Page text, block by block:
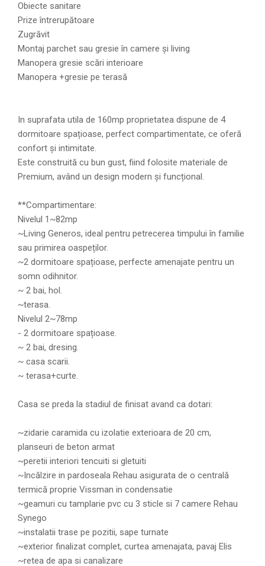
Obiecte sanitare
Prize întrerupătoare
Zugrăvit
Montaj parchet sau gresie în camere și living
Manopera gresie scări interioare
Manopera +gresie pe terasă
In suprafata utila de 160mp proprietatea dispune de 4
dormitoare spațioase, perfect compartimentate, ce oferă
confort și intimitate.
Este construită cu bun gust, fiind folosite materiale de
Premium, având un design modern și funcțional.
**Compartimentare:
Nivelul 1~82mp
~Living Generos, ideal pentru petrecerea timpului în familie
sau primirea oaspeților.
~2 dormitoare spațioase, perfecte amenajate pentru un
somn odihnitor.
~ 2 bai, hol.
~terasa.
Nivelul 2~78mp
- 2 dormitoare spațioase.
~ 2 bai, dresing.
~ casa scarii.
~ terasa+curte.
Casa se preda la stadiul de finisat avand ca dotari:
~zidarie caramida cu izolatie exterioara de 20 cm,
planseuri de beton armat
~peretii interiori tencuiti si gletuiti
~Incălzire in pardoseala Rehau asigurata de o centrală
termică proprie Vissman in condensatie
~geamuri cu tamplarie pvc cu 3 sticle si 7 camere Rehau
Synego
~instalatii trase pe pozitii, sape turnate
~exterior finalizat complet, curtea amenajata, pavaj Elis
~retea de apa si canalizare